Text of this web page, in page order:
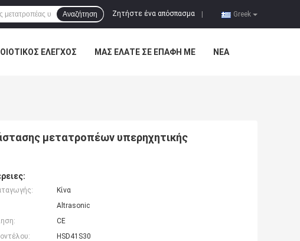
Greek
Ζητήστε ένα απόσπασμα
Αναζήτηση
ΈΛΕΓΧΟΣ ΜΑΣ ΕΛΆΤΕ ΣΕ ΕΠΑΦΉ ΜΕ ΝΈΑ
μετατροπέων υπερηχητικής
Κίνα
Altrasonic
CE
HSD41S30